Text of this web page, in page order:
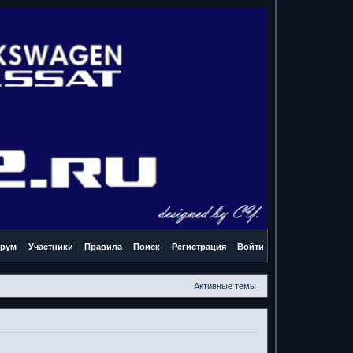
Участники Правила Поиск Регистрация Войти
Активные темы